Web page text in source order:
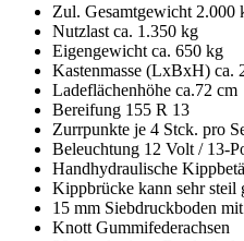
Flachplane
Eduard+9
Menge
Zul. Gesamtgewicht 2.000
Nutzlast ca. 1.350 kg
Eigengewicht ca. 650 kg
Kastenmasse (LxBxH) ca.
Ladeflächenhöhe ca.72 cm
Bereifung 155 R 13
Zurrpunkte je 4 Stck. pro
Beleuchtung 12 Volt / 13-
Handhydraulische
Kippbrücke kann sehr steil
15 mm Siebdruckboden
Knott Gummifederachsen